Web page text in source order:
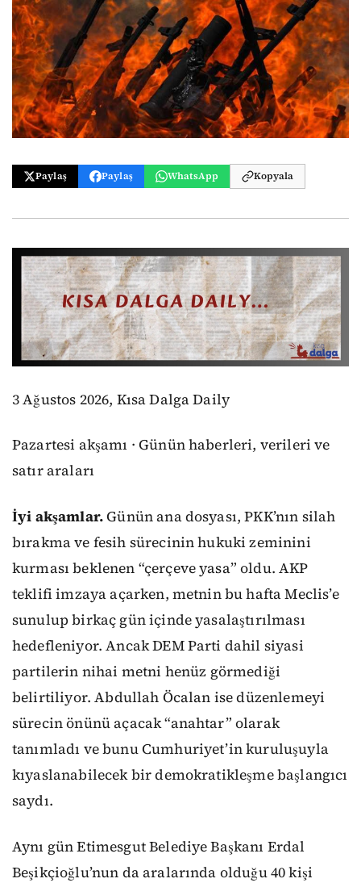
Paylaş Paylaş WhatsApp Kopyala
3 Ağustos 2026, Kısa Dalga Daily
Pazartesi akşamı · Günün haberleri, verileri ve
satır araları
İyi akşamlar.Günün ana dosyası, PKK’nın silah
bırakma ve fesih sürecinin hukuki zeminini
kurması beklenen “çerçeve yasa” oldu. AKP
teklifi imzaya açarken, metnin bu hafta Meclis’e
sunulup birkaç gün içinde yasalaştırılması
hedefleniyor. Ancak DEM Parti dahil siyasi
partilerin nihai metni henüz görmediği
belirtiliyor. Abdullah Öcalan ise düzenlemeyi
sürecin önünü açacak “anahtar” olarak
tanımladı ve bunu Cumhuriyet’in kuruluşuyla
kıyaslanabilecek bir demokratikleşme başlangıcı
saydı.
Aynı gün Etimesgut Belediye Başkanı Erdal
Beşikçioğlu’nun da aralarında olduğu 40 kişi